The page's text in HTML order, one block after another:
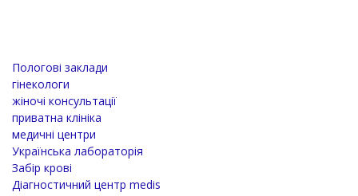
Пологові заклади
гінекологи
жіночі консультації
приватна клініка
медичні центри
Українська лабораторія
Забір крові
Діагностичний центр medis